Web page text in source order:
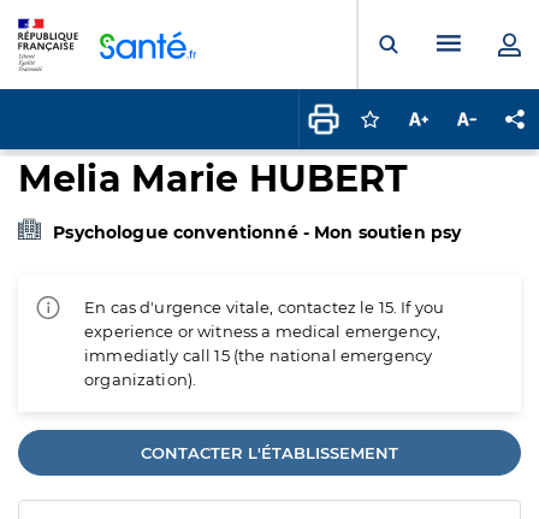
Ouvrir laMenu
Connectez-vous
Augmenter la
Melia Marie HUBERT
Psychologue conventionné - Mon soutien psy
En cas d'urgence vitale, contactez le 15. If you
experience or witness a medical emergency,
immediatly call 15 (the national emergency
organization).
CONTACTER L'ÉTABLISSEMENT